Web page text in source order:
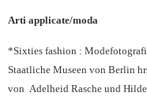
Arti applicate/moda
*Sixties fashion :
Staatliche Museen von Berlin
von Adelheid Rasche und